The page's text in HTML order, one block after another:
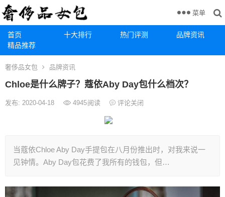
首页 十大排行 热门评测
品牌资讯
精品推荐
菜单
奢侈品女包 品牌资讯
Chloe是什么牌子？蔻依Aby Day包什么档次？
发布: 2020-04-18 4945阅读 评论关闭
当蔻依Chloe Aby Day手提包在八月份推出时，对我来说一
见钟情。Aby Day包花费了我所有的钱包，但…